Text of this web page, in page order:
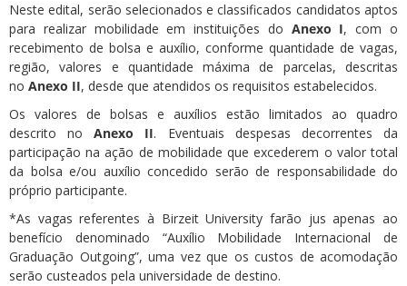
Neste edital, serão selecionados e classificados candidatos aptos
para realizar mobilidade em instituições do Anexo I, com o
recebimento de bolsa e auxílio, conforme quantidade de vagas,
região, valores e quantidade máxima de parcelas, descritas
no Anexo II, desde que atendidos os requisitos estabelecidos.
Os valores de bolsas e auxílios estão limitados ao quadro
descrito noAnexo II. Eventuais despesas decorrentes da
participação na ação de mobilidade que excederem o valor total
da bolsa e/ou auxílio concedido serão de responsabilidade do
próprio participante.
*As vagas referentes à Birzeit University farão jus apenas ao
benefício denominado “Auxílio Mobilidade Internacional de
Graduação Outgoing”, uma vez que os custos de acomodação
serão custeados pela universidade de destino.